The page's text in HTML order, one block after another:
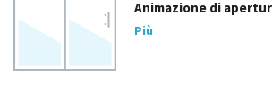
Animazione di
Più